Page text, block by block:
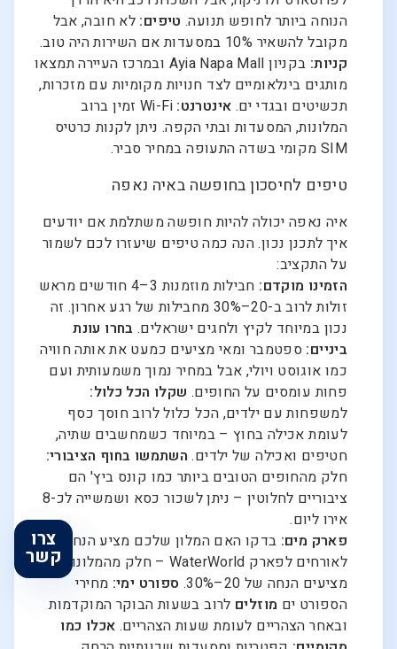
הנוחה ביותר לחופש תנועה. טיפים: לא חובה, אבל
מקובל להשאיר 10% במסעדות אם השירות היה טוב.
קניות:
בקניון Ayia Napa Mall ובמרכז העיירה תמצאו
מותגים בינלאומיים לצד חנויות מקומיות עם מזכרות,
תכשיטים ובגדי ים. אינטרנט:
Wi-Fi זמין ברוב
המלונות, המסעדות ובתי הקפה. ניתן לקנות כרטיס
SIM מקומי בשדה התעופה במחיר סביר.
טיפים לחיסכון בחופשה באיה נאפה
איה נאפה יכולה להיות חופשה משתלמת אם יודעים
איך לתכנן נכון. הנה כמה טיפים שיעזרו לכם לשמור
על התקציב:
הזמינו מוקדם:
חבילות מוזמנות 3–4 חודשים מראש
זולות לרוב ב-20–30% מחבילות של רגע אחרון. זה
נכון במיוחד לקיץ ולחגים ישראלים. בחרו עונת
ביניים: ספטמבר ומאי מציעים כמעט את אותה חוויה
כמו אוגוסט ויולי, אבל במחיר נמוך משמעותית ועם
פחות עומסים על החופים. שקלו הכל כלול:
למשפחות עם ילדים, הכל כלול לרוב חוסך כסף
לעומת אכילה בחוץ – במיוחד כשמחשבים שתיה,
חטיפים ואכילה של ילדים. השתמשו בחוף הציבורי:
חלק מהחופים הטובים ביותר כמו קונס ביץ' הם
ציבוריים לחלוטין – ניתן לשכור כסא ושמשייה לכ-8
אירו ליום.
פארק מים: בדקו האם המלון שלכם מציע הנחה
לאורחים לפארק WaterWorld – חלק מהמלונות
מציעים הנחה של 20–30%.
ספורט ימי: מחירי
הספורט ים מוזלים לרוב בשעות הבוקר המוקדמות
ובאחר הצהריים לעומת שעות הצהריים. אכלו כמו
צרו
קשר